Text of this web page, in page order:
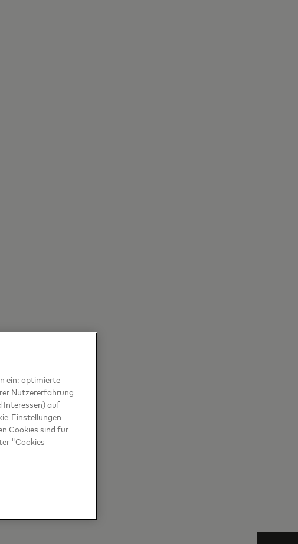
ein: optimierte
Nutzererfahrung
Interessen) auf
Einstellungen
Cookies sind für
"Cookies